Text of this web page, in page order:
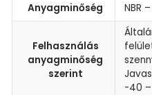
Anyagminőség
NBR
Felhasználás
anyagminőség
szerint
-40 –